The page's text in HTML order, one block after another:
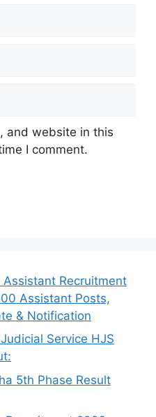
and website in this
I comment.
Assistant Recruitment
Assistant Posts,
& Notification
Service HJS
5th Phase Result